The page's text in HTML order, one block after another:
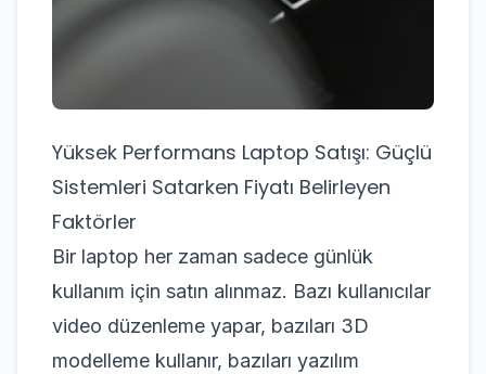
Yüksek Performans Laptop Satışı: Güçlü
Sistemleri Satarken Fiyatı Belirleyen
Faktörler
Bir laptop her zaman sadece günlük
kullanım için satın alınmaz. Bazı kullanıcılar
video düzenleme yapar, bazıları 3D
modelleme kullanır, bazıları yazılım